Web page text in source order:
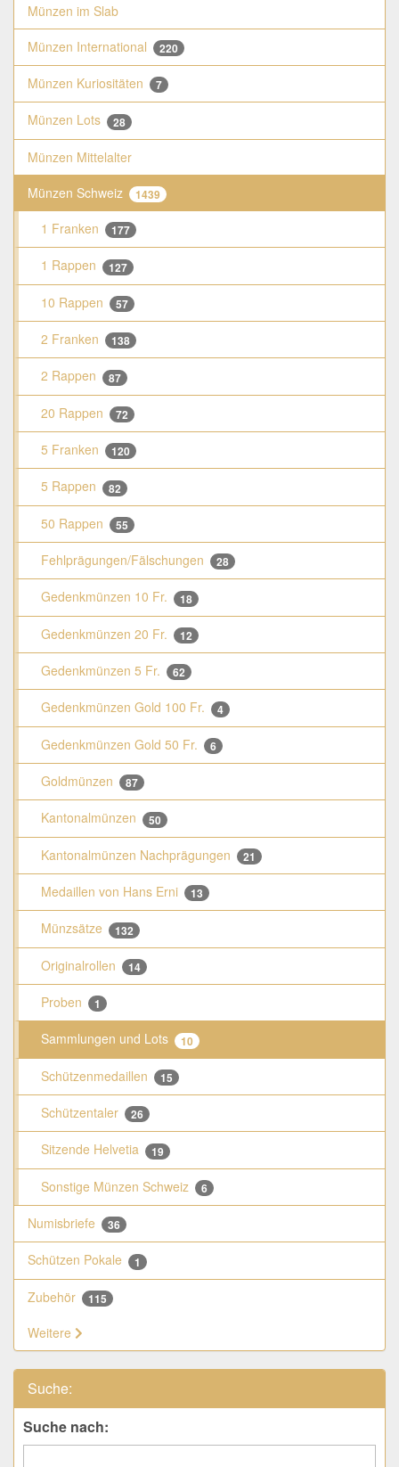
Münzen im Slab
Münzen International
220
Münzen Kuriositäten 7
Münzen Lots 28
Münzen Mittelalter
Münzen Schweiz
1439
1 Franken 177
1 Rappen 127
10 Rappen 57
2 Franken 138
2 Rappen 87
20 Rappen 72
5 Franken 120
5 Rappen 82
50 Rappen 55
Fehlprägungen/Fälschungen 28
Gedenkmünzen 10 Fr. 18
Gedenkmünzen 20 Fr. 12
Gedenkmünzen 5 Fr. 62
Gedenkmünzen Gold 100 Fr. 4
Gedenkmünzen Gold 50 Fr. 6
Goldmünzen 87
Kantonalmünzen 50
Kantonalmünzen Nachprägungen 21
Medaillen von Hans Erni 13
Münzsätze 132
Originalrollen 14
Proben 1
Sammlungen und Lots 10
Schützenmedaillen 15
Schützentaler 26
Sitzende Helvetia 19
Sonstige Münzen Schweiz 6
Numisbriefe 36
Schützen Pokale 1
Zubehör 115
Weitere
Suche:
Suche nach: